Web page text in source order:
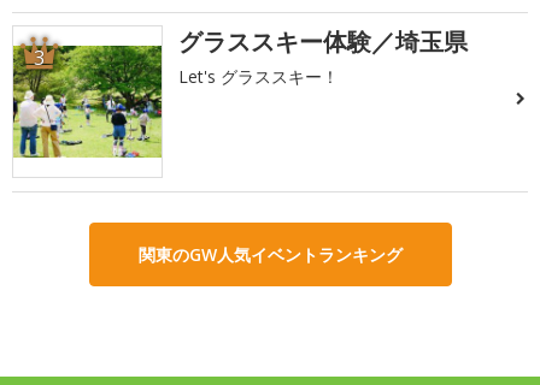
3 グラススキー体験／埼玉県
Let's グラススキー！
関東のGW人気イベントランキング